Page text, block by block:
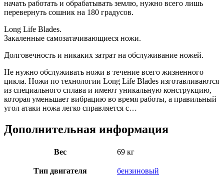
начать работать и обрабатывать землю, нужно всего лишь
перевернуть сошник на 180 градусов.
Long Life Blades.
Закаленные самозатачивающиеся ножи.
Долговечность и никаких затрат на обслуживание ножей.
Не нужно обслуживать ножи в течение всего жизненного
цикла. Ножи по технологии Long Life Blades изготавливаются
из специального сплава и имеют уникальную конструкцию,
которая уменьшает вибрацию во время работы, а правильный
угол атаки ножа легко справляется с…
Дополнительная информация
Вес 69 кг
Тип двигателя бензиновый